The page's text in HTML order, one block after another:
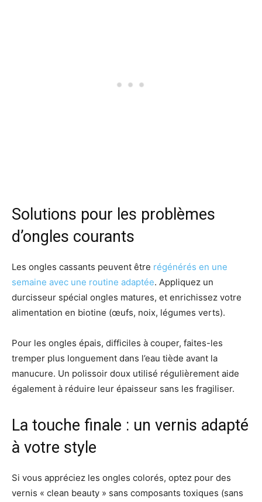
Solutions pour les problèmes
d’ongles courants
Les ongles cassants peuvent être régénérés en une
semaine avec une routine adaptée. Appliquez un
durcisseur spécial ongles matures, et enrichissez votre
alimentation en biotine (œufs, noix, légumes verts).
Pour les ongles épais, difficiles à couper, faites-les
tremper plus longuement dans l’eau tiède avant la
manucure. Un polissoir doux utilisé régulièrement aide
également à réduire leur épaisseur sans les fragiliser.
La touche finale : un vernis adapté
à votre style
Si vous appréciez les ongles colorés, optez pour des
vernis « clean beauty » sans composants toxiques (sans